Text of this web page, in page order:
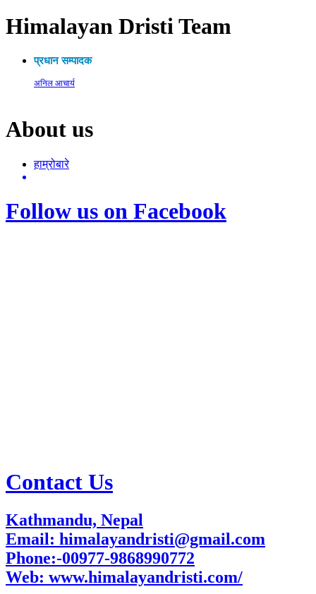
Himalayan Dristi Team
प्रधान सम्पादक
अनिल आचार्य
About us
हाम्रोबारे
Follow us on Facebook
Contact Us
Kathmandu, Nepal
Email: himalayandristi@gmail.com
Phone:-00977-9868990772
Web: www.himalayandristi.com/